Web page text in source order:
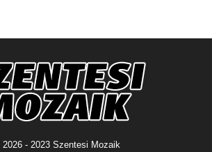
- 2023 Szentesi Mozaik